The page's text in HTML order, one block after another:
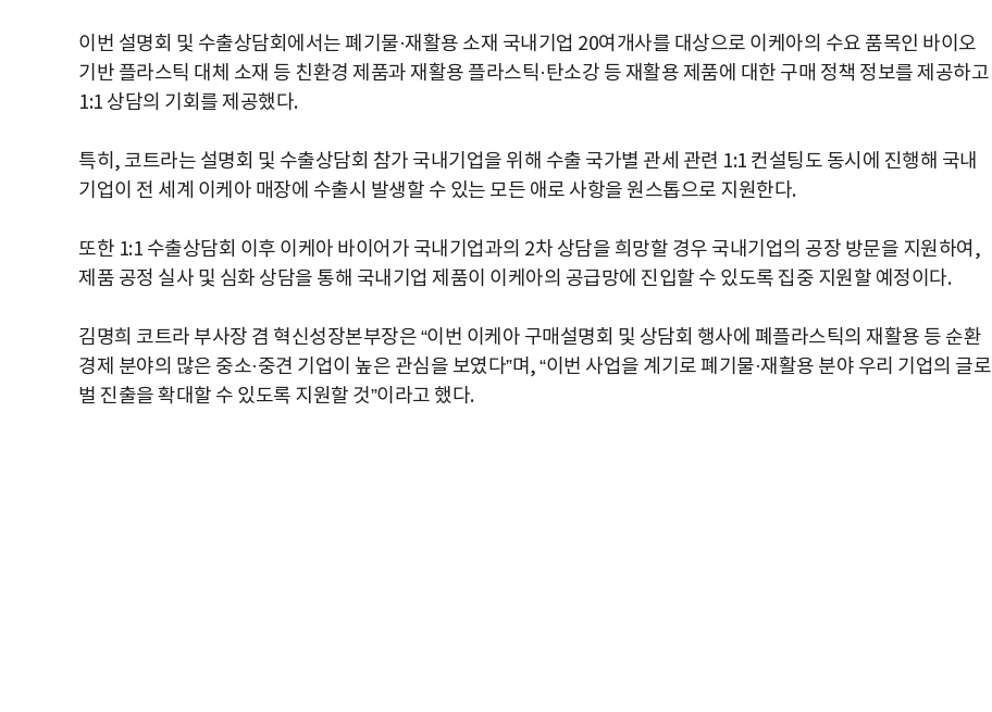
이번 설명회 및 수출상담회에서는 폐기물·재활용 소재 국내기업 20여개사를 대상으로 이케아의 수요 품목인 바이오
기반 플라스틱 대체 소재 등 친환경 제품과 재활용 플라스틱·탄소강 등 재활용 제품에 대한 구매 정책 정보를 제공하고
1:1 상담의 기회를 제공했다.
특히, 코트라는 설명회 및 수출상담회 참가 국내기업을 위해 수출 국가별 관세 관련 1:1 컨설팅도 동시에 진행해 국내
기업이 전 세계 이케아 매장에 수출시 발생할 수 있는 모든 애로 사항을 원스톱으로 지원한다.
또한 1:1 수출상담회 이후 이케아 바이어가 국내기업과의 2차 상담을 희망할 경우 국내기업의 공장 방문을 지원하여,
제품 공정 실사 및 심화 상담을 통해 국내기업 제품이 이케아의 공급망에 진입할 수 있도록 집중 지원할 예정이다.
김명희 코트라 부사장 겸 혁신성장본부장은 “이번 이케아 구매설명회 및 상담회 행사에 폐플라스틱의 재활용 등 순환
경제 분야의 많은 중소·중견 기업이 높은 관심을 보였다”며, “이번 사업을 계기로 폐기물·재활용 분야 우리 기업의 글로
벌 진출을 확대할 수 있도록 지원할 것”이라고 했다.